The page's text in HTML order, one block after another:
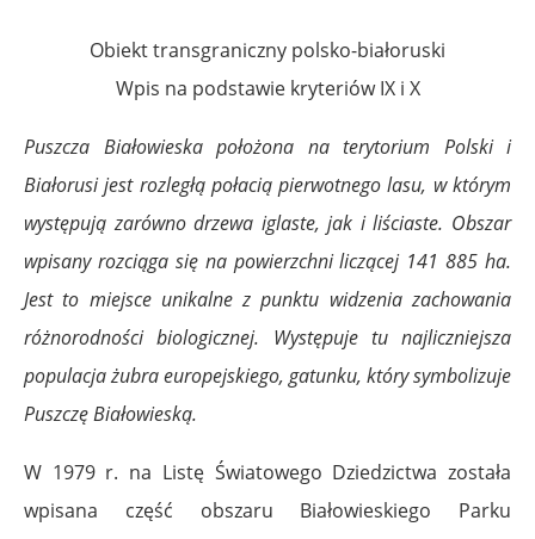
Obiekt transgraniczny polsko-białoruski
Wpis na podstawie kryteriów IX i X
Puszcza Białowieska położona na terytorium Polski i
Białorusi jest rozległą połacią pierwotnego lasu, w którym
występują zarówno drzewa iglaste, jak i liściaste. Obszar
wpisany rozciąga się na powierzchni liczącej 141 885 ha.
Jest to miejsce unikalne z punktu widzenia zachowania
różnorodności biologicznej. Występuje tu najliczniejsza
populacja żubra europejskiego, gatunku, który symbolizuje
Puszczę Białowieską.
W 1979 r. na Listę Światowego Dziedzictwa została
wpisana część obszaru Białowieskiego Parku